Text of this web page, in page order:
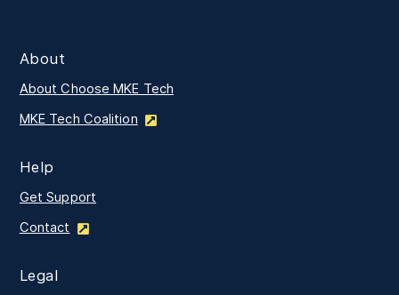
About
About Choose MKE Tech
MKE Tech Coalition
Help
Get Support
Contact
Legal